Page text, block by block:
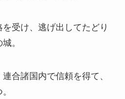
受け、逃げ出してたどり
。
合諸国内で信頼を得て、